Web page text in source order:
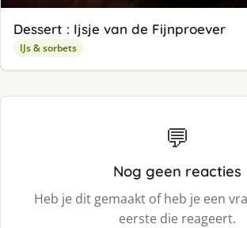
Dessert : Ijsje van de Fijnproever
IJs & sorbets
💬
Nog geen reacties
Heb je dit gemaakt of heb je een
eerste die reageert.